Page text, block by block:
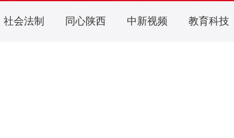
社会法制 同心陕西 中新视频 教育科技